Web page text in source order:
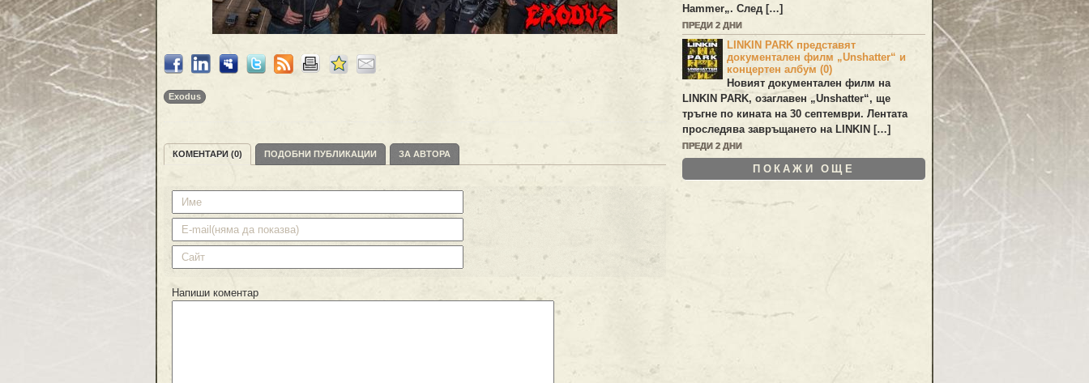
Exodus
КОМЕНТАРИ (0) ПОДОБНИ ПУБЛИКАЦИИ ЗА АВТОРА
Напиши коментар
Hammer„. След […]
ПРЕДИ 2 ДНИ
LINKIN PARK представят
документален филм „Unshatter“ и
концертен албум (0)
Новият документален филм на
LINKIN PARK, озаглавен „Unshatter“, ще
тръгне по кината на 30 септември. Лентата
проследява завръщането наLINKIN […]
ПРЕДИ 2 ДНИ
ПОКАЖИ ОЩЕ